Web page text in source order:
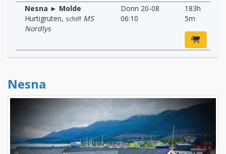
Nesna ► Molde
Hurtigruten, schiff MS
Nordlys
Donn 20-08
06:10
183h
5m
Nesna